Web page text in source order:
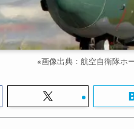
※画像出典：航空自衛隊ホ